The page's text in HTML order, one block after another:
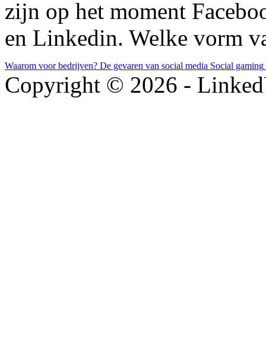
zijn op het moment
en Linkedin. Welke vorm
Waarom voor bedrijven? De gevaren van social media Social gaming
Copyright © 2026 -